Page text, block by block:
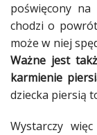
poświęcony
chodzi o
może w niej
Ważne jest
karmienie
dziecka piersią
Wystarczy